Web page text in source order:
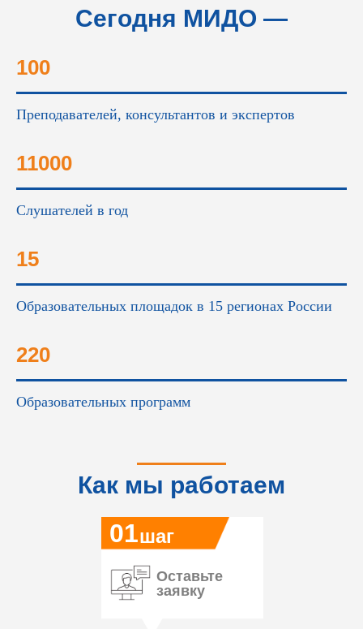
Сегодня МИДО —
100
Преподавателей, консультантов и экспертов
11000
Слушателей в год
15
Образовательных площадок в 15 регионах России
220
Образовательных программ
Как мы работаем
01
Оставьте
заявку
шаг